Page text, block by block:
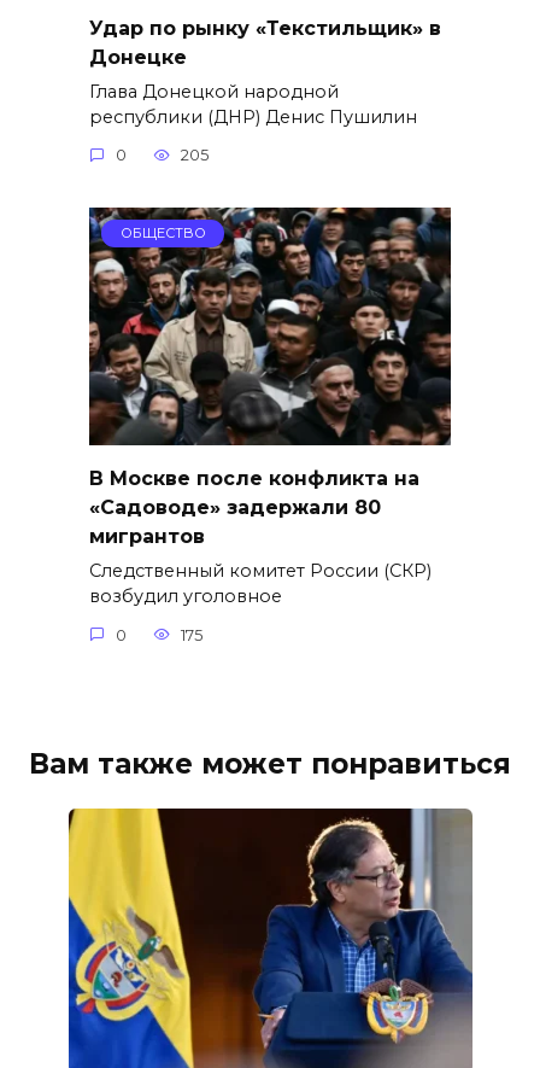
Удар по рынку «Текстильщик» в
Донецке
Глава Донецкой народной
республики (ДНР) Денис Пушилин
0 205
ОБЩЕСТВО
В Москве после конфликта на
«Садоводе» задержали 80
мигрантов
Следственный комитет России (СКР)
возбудил уголовное
0 175
Вам также может понравиться